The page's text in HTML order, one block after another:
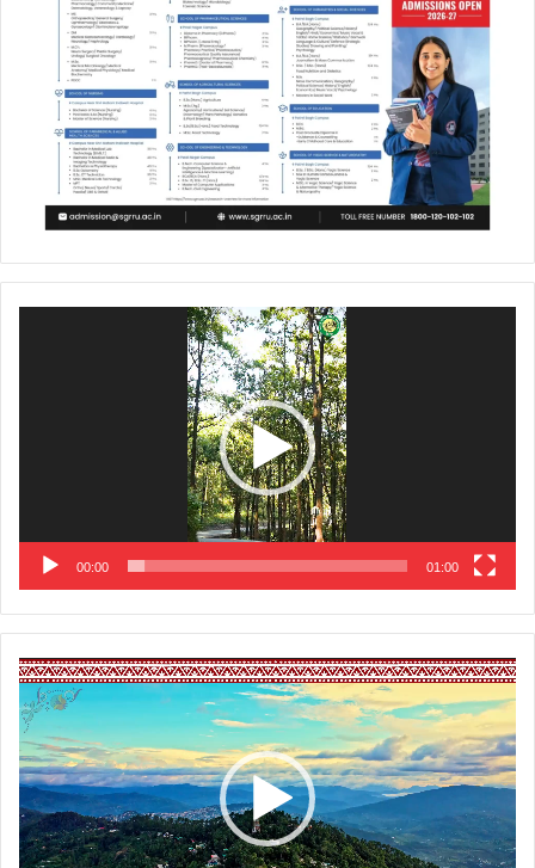
00:00 01:00
Video
Player